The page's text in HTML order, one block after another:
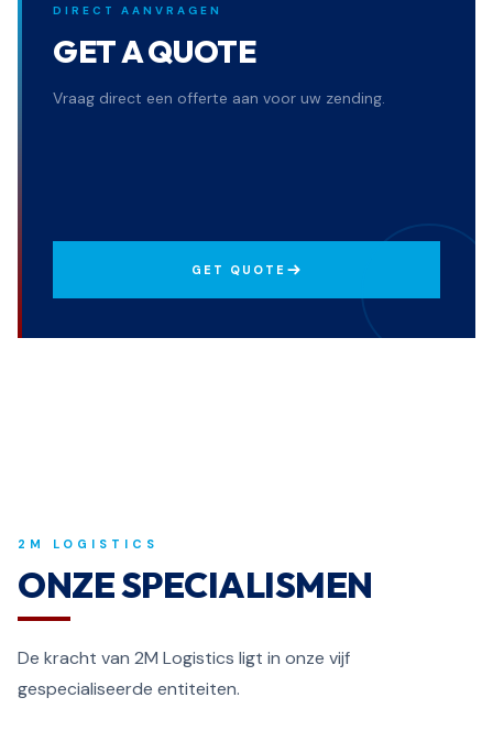
DIRECT AANVRAGEN
GET A QUOTE
Vraag direct een offerte aan voor uw zending.
GET QUOTE
2M LOGISTICS
ONZE SPECIALISMEN
De kracht van 2M Logistics ligt in onze vijf
gespecialiseerde entiteiten.